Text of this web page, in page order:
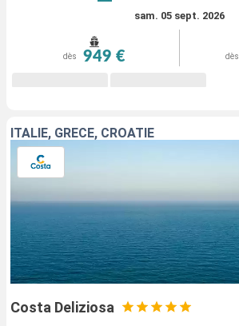
sam. 05 sept. 2026
dès 949 € dès
ITALIE, GRÈCE, CROATIE
Costa Deliziosa